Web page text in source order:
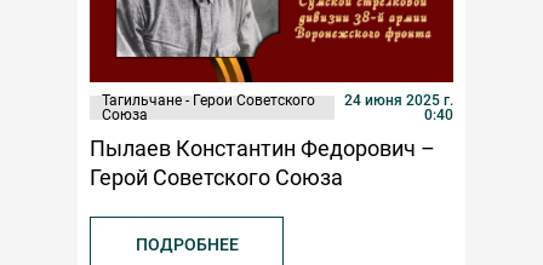
Тагильчане - Герои Советского
Союза
24 июня 2025 г.
0:40
Пылаев Константин Федорович –
Герой Советского Союза
ПОДРОБНЕЕ